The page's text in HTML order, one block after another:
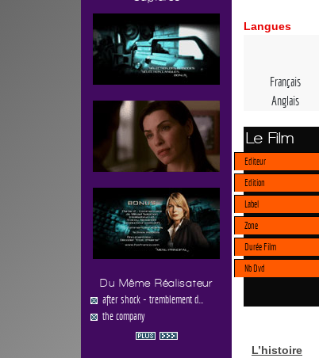
Du Même Réalisateur
after shock - tremblement d...
the company
Langues
Français
Anglais
Le Film
Editeur
Edition
Label
Zone
Durée Film
Nb Dvd
L’histoire